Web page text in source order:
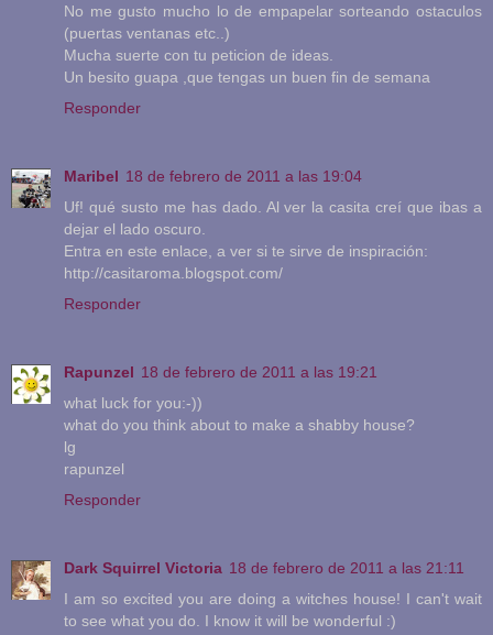
No me gusto mucho lo de empapelar sorteando ostaculos
(puertas ventanas etc..)
Mucha suerte con tu peticion de ideas.
Un besito guapa ,que tengas un buen fin de semana
Responder
Maribel 18 de febrero de 2011 a las 19:04
Uf! qué susto me has dado. Al ver la casita creí que ibas a
dejar el lado oscuro.
Entra en este enlace, a ver si te sirve de inspiración:
http://casitaroma.blogspot.com/
Responder
Rapunzel 18 de febrero de 2011 a las 19:21
what luck for you:-))
what do you think about to make a shabby house?
lg
rapunzel
Responder
Dark Squirrel Victoria 18 de febrero de 2011 a las 21:11
I am so excited you are doing a witches house! I can't wait
to see what you do. I know it will be wonderful :)